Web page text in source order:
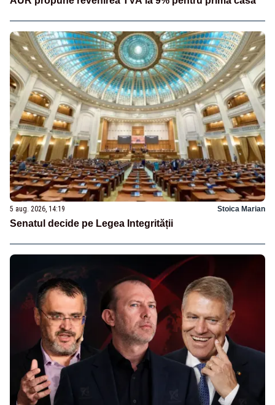
5 aug. 2026, 14:19 Stoica Marian
Senatul decide pe Legea Integrității